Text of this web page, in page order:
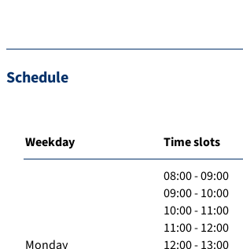
Schedule
Weekday Time slots
Monday
08:00 - 09:00
09:00 - 10:00
10:00 - 11:00
11:00 - 12:00
12:00 - 13:00